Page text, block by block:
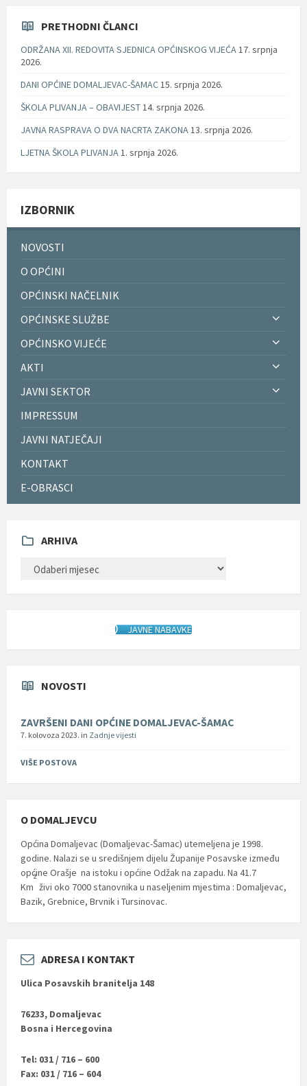
PRETHODNI ČLANCI
ODRŽANA XII. REDOVITA SJEDNICA OPĆINSKOG VIJEĆA17. srpnja
2026.
DANI OPĆINE DOMALJEVAC-ŠAMAC15. srpnja 2026.
ŠKOLA PLIVANJA – OBAVIJEST14. srpnja 2026.
JAVNA RASPRAVA O DVA NACRTA ZAKONA13. srpnja 2026.
LJETNA ŠKOLA PLIVANJA1. srpnja 2026.
IZBORNIK
NOVOSTI
O OPĆINI
OPĆINSKI NAČELNIK
OPĆINSKE SLUŽBE
OPĆINSKO VIJEĆE
AKTI
JAVNI SEKTOR
IMPRESSUM
JAVNI NATJEČAJI
KONTAKT
E-OBRASCI
ARHIVA
JAVNE NABAVKE
NOVOSTI
ZAVRŠENI DANI OPĆINE DOMALJEVAC-ŠAMAC
7. kolovoza 2023. in Zadnje vijesti
VIŠE POSTOVA
O DOMALJEVCU
Općina Domaljevac (Domaljevac-Šamac) utemeljena je 1998.
godine. Nalazi se u središnjem dijelu Županije Posavske između
općine Orašje na istoku i općine Odžak na zapadu. Na 41.7
Km
2
živi oko 7000 stanovnika u naseljenim mjestima : Domaljevac,
Bazik, Grebnice, Brvnik i Tursinovac.
ADRESA I KONTAKT
Ulica Posavskih branitelja 148
76233, Domaljevac
Bosna i Hercegovina
Tel: 031 / 716 – 600
Fax: 031 / 716 – 604